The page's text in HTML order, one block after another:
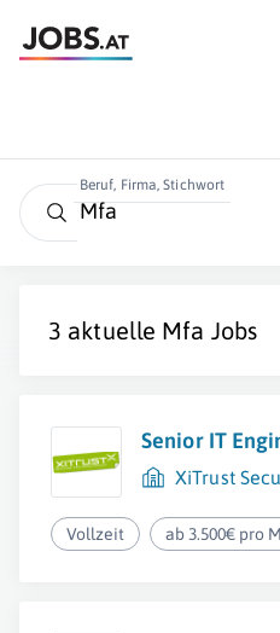
Beruf, Firma, Stichwort
3 aktuelle Mfa Jobs
Senior IT
XiTrust
Vollzeit ab 3.500€ pro